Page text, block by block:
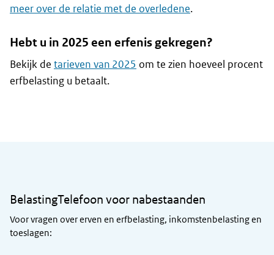
meer over de relatie met de overledene.
Hebt u in 2025 een erfenis gekregen?
Bekijk de tarieven van 2025 om te zien hoeveel procent
erfbelasting u betaalt.
BelastingTelefoon voor nabestaanden
Voor vragen over erven en erfbelasting, inkomstenbelasting en
toeslagen: